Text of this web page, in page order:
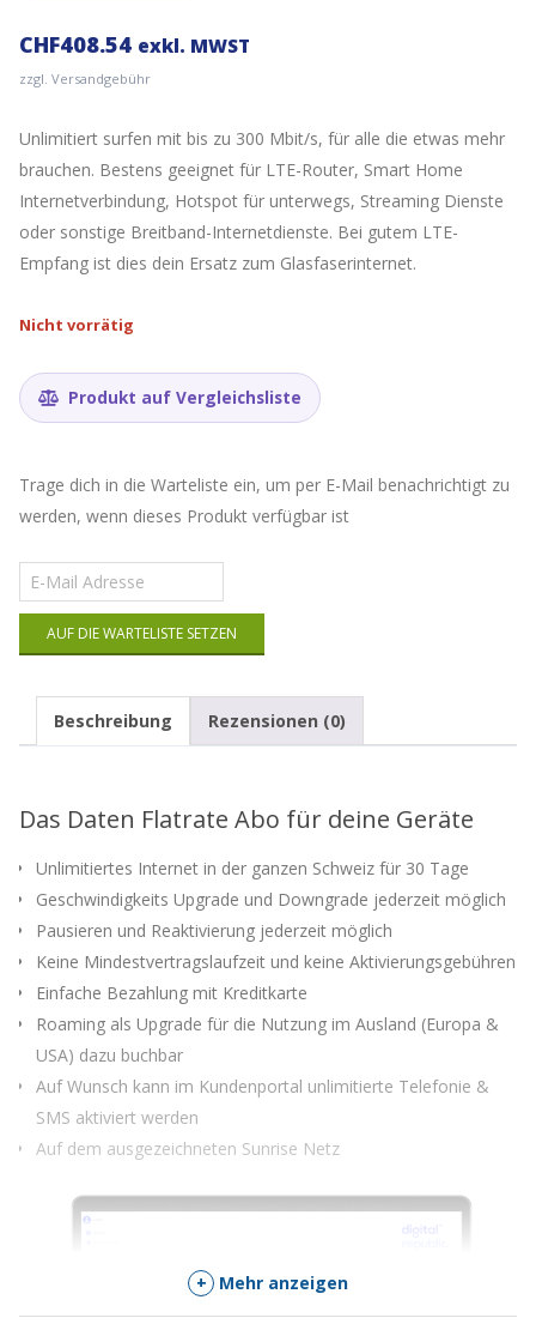
CHF408.54 exkl. MWST
zzgl. Versandgebühr
Unlimitiert surfen mit bis zu 300 Mbit/s, für alle die etwas mehr
brauchen. Bestens geeignet für LTE-Router, Smart Home
Internetverbindung, Hotspot für unterwegs, Streaming Dienste
oder sonstige Breitband-Internetdienste. Bei gutem LTE-
Empfang ist dies dein Ersatz zum Glasfaserinternet.
Nicht vorrätig
Produkt auf Vergleichsliste
Trage dich in die Warteliste ein, um per E-Mail benachrichtigt zu
werden, wenn dieses Produkt verfügbar ist
Gib
deine
E-
Mail-
dieses
zu
kommen
AUF DIE WARTELISTE SETZEN
Beschreibung Rezensionen (0)
Das Daten Flatrate Abo für deine Geräte
Unlimitiertes Internet in der ganzen Schweiz für 30 Tage
Geschwindigkeits Upgrade und Downgrade jederzeit möglich
Pausieren und Reaktivierung jederzeit möglich
Keine Mindestvertragslaufzeit und keine Aktivierungsgebühren
Einfache Bezahlung mit Kreditkarte
Roaming als Upgrade für die Nutzung im Ausland (Europa &
USA) dazu buchbar
Auf Wunsch kann im Kundenportal unlimitierte Telefonie &
SMS aktiviert werden
Auf dem ausgezeichneten Sunrise Netz
+ Mehr anzeigen